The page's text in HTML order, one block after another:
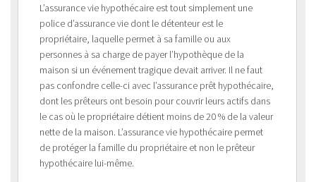
L’assurance vie hypothécaire est tout simplement une
police d’assurance vie dont le détenteur est le
propriétaire, laquelle permet à sa famille ou aux
personnes à sa charge de payer l’hypothèque de la
maison si un événement tragique devait arriver. Il ne faut
pas confondre celle-ci avec l’assurance prêt hypothécaire,
dont les prêteurs ont besoin pour couvrir leurs actifs dans
le cas où le propriétaire détient moins de 20 % de la valeur
nette de la maison. L’assurance vie hypothécaire permet
de protéger la famille du propriétaire et non le prêteur
hypothécaire lui-même.